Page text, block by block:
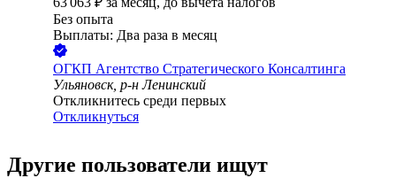
Без опыта
Выплаты: Два раза в месяц
ОГКП Агентство Стратегического Консалтинга
Ульяновск, р-н Ленинский
Откликнитесь среди первых
Откликнуться
Другие пользователи ищут